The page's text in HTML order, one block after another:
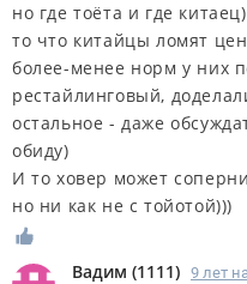
но где тоёта и где китаец)
то что китайцы ломят
более-менее норм у них
рестайлинговый,
остальное - даже
обиду)
И то ховер может
но ни как не с тойотой)))
Вадим (1111) 9 лет